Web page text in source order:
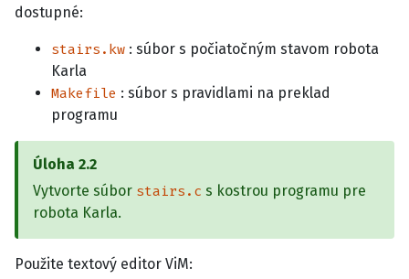
dostupné:
stairs.kw : súbor s počiatočným stavom robota
Karla
Makefile : súbor s pravidlami na preklad
programu
Úloha 2.2
Vytvorte súbor stairs.c s kostrou programu pre
robota Karla.
Použite textový editor ViM: